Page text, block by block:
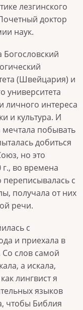
лезгинского
доктор
наук.
Богословский
(Швейцария) и
университета
личного интереса
и культура. И
побывать
добиться
но это
г., во времена
с
получала от них
речи.
с
и приехала в
Со слов самой
а искала,
лингвист я
языков
чтобы Библия